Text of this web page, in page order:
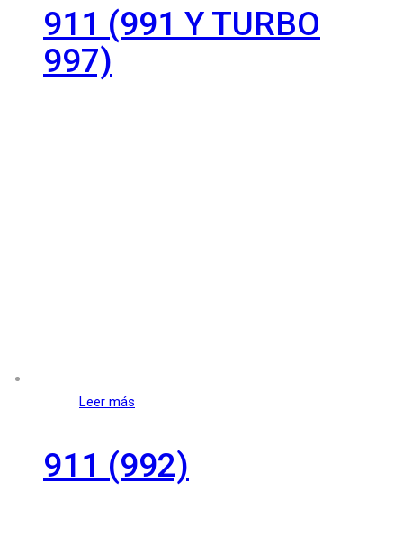
911 (991 Y TURBO
997)
Leer más
911 (992)